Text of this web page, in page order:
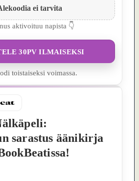
ei tarvita
aktivoituu napista 👇
30PV ILMAISEKSI
toistaiseksi voimassa.
sarastus äänikirja